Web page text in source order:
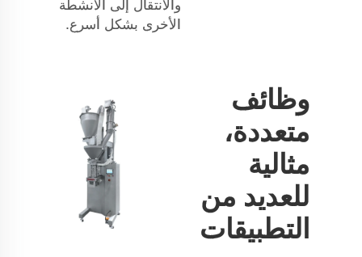
والانتقال إلى الأنشطة
الأخرى بشكل أسرع.
وظائف
متعددة،
مثالية
للعديد من
التطبيقات